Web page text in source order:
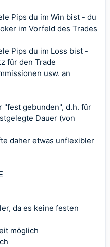
Pips du im Win bist - du
im Vorfeld des Trades
Pips du im Loss bist -
für den Trade
usw. an
"fest gebunden", d.h. für
Dauer (von
daher etwas unflexibler
da es keine festen
möglich